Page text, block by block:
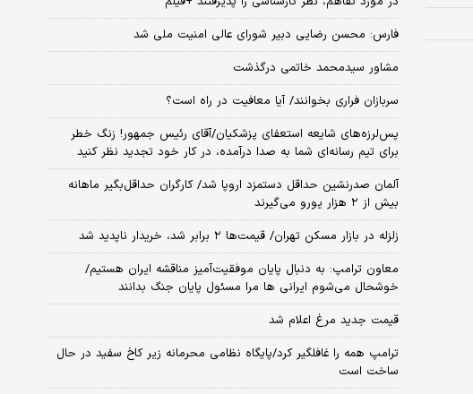
فارس: محسن رضایی دبیر شورای عالی امنیت ملی شد
مشاور سیدمحمد خاتمی درگذشت
سربازان فراری بخوانند/ آیا معافیت در راه است؟
پس‌لرزه‌های شایعه استعفای پزشکیان/آقای رئیس جمهور! زنگ خطر
برای تیم رسانه‌ای شما به صدا درآمده، در کار خود تجدید نظر کنید
آلمان صدرنشین حداقل دستمزد اروپا شد/ کارگران حداقل‌بگیر ماهانه
بیش از ۲ هزار یورو می‌گیرند
زلزله در بازار مسکن تهران/ قیمت‌ها ۲ برابر شد، خریدار ناپدید شد
معاون ترامپ: به دنبال پایان موفقیت‌آمیز مناقشه ایران هستیم/
خوشحال می‌شوم ایرانی ها مرا مسئول پایان جنگ بدانند
قیمت جدید مرغ اعلام شد
ترامپ همه را غافلگیر کرد/پایگاه نظامی محرمانه زیر کاخ سفید در حال
ساخت است